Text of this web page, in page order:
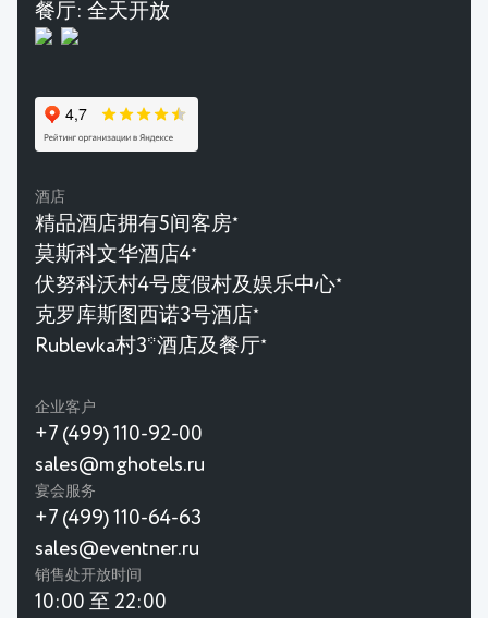
餐厅: 全天开放
酒店
精品酒店拥有5间客房★
莫斯科文华酒店4★
伏努科沃村4号度假村及娱乐中心★
克罗库斯图西诺3号酒店 ★
Rublevka村3*酒店及餐厅★
企业客户
+7 (499) 110-92-00
sales@mghotels.ru
宴会服务
+7 (499) 110-64-63
sales@eventner.ru
销售处开放时间
10:00 至 22:00